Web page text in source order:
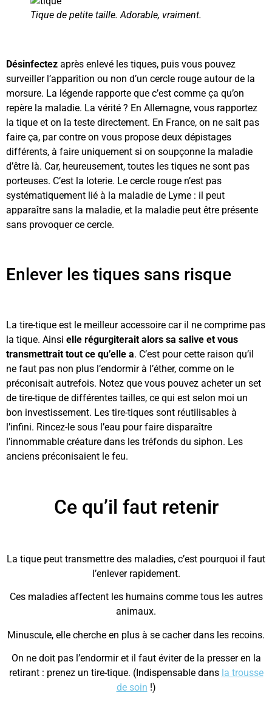
Tique de petite taille. Adorable, vraiment.
Désinfectez après enlevé les tiques, puis vous pouvez
surveiller l’apparition ou non d’un cercle rouge autour de la
morsure. La légende rapporte que c’est comme ça qu’on
repère la maladie. La vérité ? En Allemagne, vous rapportez
la tique et on la teste directement. En France, on ne sait pas
faire ça, par contre on vous propose deux dépistages
différents, à faire uniquement si on soupçonne la maladie
d’être là. Car, heureusement, toutes les tiques ne sont pas
porteuses. C’est la loterie. Le cercle rouge n’est pas
systématiquement lié à la maladie de Lyme : il peut
apparaître sans la maladie, et la maladie peut être présente
sans provoquer ce cercle.
Enlever les tiques sans risque
La tire-tique est le meilleur accessoire car il ne comprime pas
la tique. Ainsi elle régurgiterait alors sa salive et vous
transmettrait tout ce qu’elle a. C’est pour cette raison qu’il
ne faut pas non plus l’endormir à l’éther, comme on le
préconisait autrefois. Notez que vous pouvez acheter un set
de tire-tique de différentes tailles, ce qui est selon moi un
bon investissement. Les tire-tiques sont réutilisables à
l’infini. Rincez-le sous l’eau pour faire disparaître
l’innommable créature dans les tréfonds du siphon. Les
anciens préconisaient le feu.
Ce qu’il faut retenir
La tique peut transmettre des maladies, c’est pourquoi il faut
l’enlever rapidement.
Ces maladies affectent les humains comme tous les autres
animaux.
Minuscule, elle cherche en plus à se cacher dans les recoins.
On ne doit pas l’endormir et il faut éviter de la presser en la
retirant : prenez un tire-tique. (Indispensable dans la trousse
de soin !)